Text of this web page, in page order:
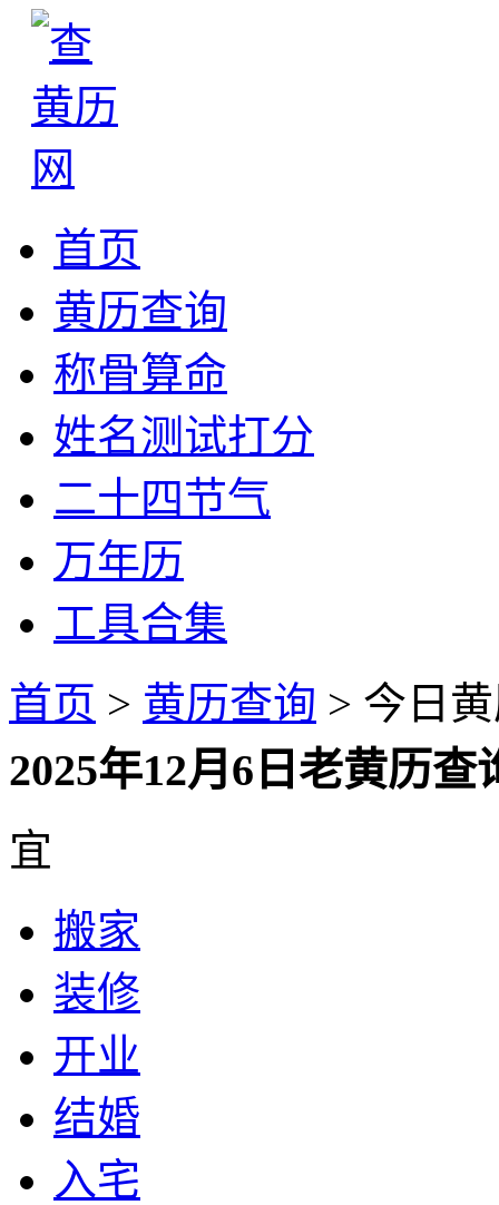
首页
黄历查询
称骨算命
姓名测试打分
二十四节气
万年历
工具合集
首页 > 黄历查询 > 今日
2025年12月6日老黄历
宜
搬家
装修
开业
结婚
入宅